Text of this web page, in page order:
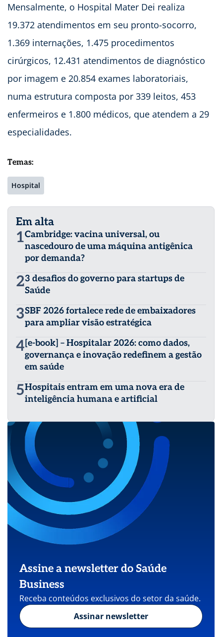
Mensalmente, o Hospital Mater Dei realiza
19.372 atendimentos em seu pronto-socorro,
1.369 internações, 1.475 procedimentos
cirúrgicos, 12.431 atendimentos de diagnóstico
por imagem e 20.854 exames laboratoriais,
numa estrutura composta por 339 leitos, 453
enfermeiros e 1.800 médicos, que atendem a 29
especialidades.
Temas:
Hospital
Em alta
1Cambridge: vacina universal, ou
nascedouro de uma máquina antigênica
por demanda?
23 desafios do governo para startups de
Saúde
3SBF 2026 fortalece rede de embaixadores
para ampliar visão estratégica
4[e-book] – Hospitalar 2026: como dados,
governança e inovação redefinem a gestão
em saúde
5Hospitais entram em uma nova era de
inteligência humana e artificial
Assine a newsletter do Saúde
Business
Receba conteúdos exclusivos do setor da saúde.
Assinar newsletter